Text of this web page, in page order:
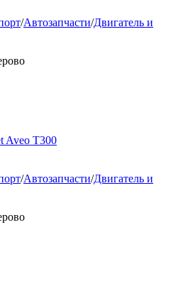
/Автозапчасти/Двигатель и
Aveo T300
/Автозапчасти/Двигатель и